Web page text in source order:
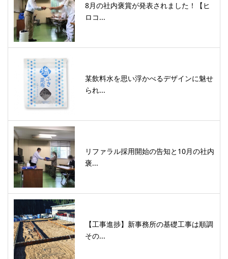
8月の社内褒賞が発表されました！【ヒ
ロコ...
某飲料水を思い浮かべるデザインに魅せ
られ...
リファラル採用開始の告知と10月の社内
褒...
【工事進捗】新事務所の基礎工事は順調
その...